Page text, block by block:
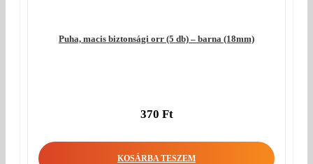
Puha, macis biztonsági orr (5 db) – barna (18mm)
370 Ft
KOSÁRBA TESZEM